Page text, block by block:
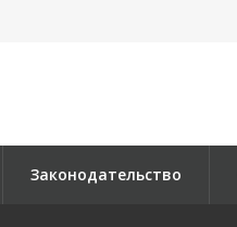
Законодательство